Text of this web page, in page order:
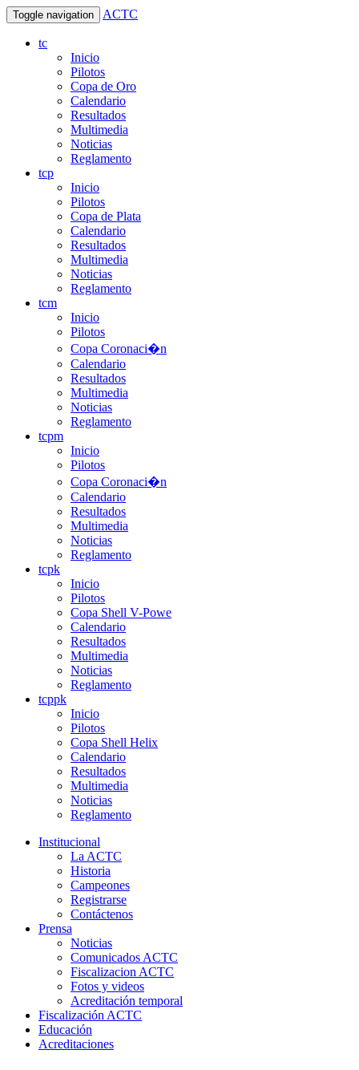
Toggle navigation ACTC
tc
Inicio
Pilotos
Copa de Oro
Calendario
Resultados
Multimedia
Noticias
Reglamento
tcp
Inicio
Pilotos
Copa de Plata
Calendario
Resultados
Multimedia
Noticias
Reglamento
tcm
Inicio
Pilotos
Copa Coronaci�n
Calendario
Resultados
Multimedia
Noticias
Reglamento
tcpm
Inicio
Pilotos
Copa Coronaci�n
Calendario
Resultados
Multimedia
Noticias
Reglamento
tcpk
Inicio
Pilotos
Copa Shell V-Powe
Calendario
Resultados
Multimedia
Noticias
Reglamento
tcppk
Inicio
Pilotos
Copa Shell Helix
Calendario
Resultados
Multimedia
Noticias
Reglamento
Institucional
La ACTC
Historia
Campeones
Registrarse
Contáctenos
Prensa
Noticias
Comunicados ACTC
Fiscalizacion ACTC
Fotos y videos
Acreditación temporal
Fiscalización ACTC
Educación
Acreditaciones